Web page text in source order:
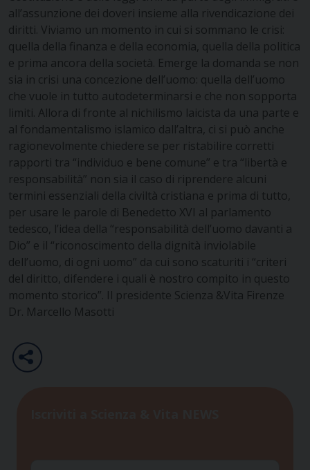
all’assunzione dei doveri insieme alla rivendicazione dei
diritti. Viviamo un momento in cui si sommano le crisi:
quella della finanza e della economia, quella della politica
e prima ancora della società. Emerge la domanda se non
sia in crisi una concezione dell’uomo: quella dell’uomo
che vuole in tutto autodeterminarsi e che non sopporta
limiti. Allora di fronte al nichilismo laicista da una parte e
al fondamentalismo islamico dall’altra, ci si può anche
ragionevolmente chiedere se per ristabilire corretti
rapporti tra “individuo e bene comune” e tra “libertà e
responsabilità” non sia il caso di riprendere alcuni
termini essenziali della civiltà cristiana e prima di tutto,
per usare le parole di Benedetto XVI al parlamento
tedesco, l’idea della “responsabilità dell’uomo davanti a
Dio” e il “riconoscimento della dignità inviolabile
dell’uomo, di ogni uomo” da cui sono scaturiti i “criteri
del diritto, difendere i quali è nostro compito in questo
momento storico”. Il presidente Scienza &Vita Firenze
Dr. Marcello Masotti